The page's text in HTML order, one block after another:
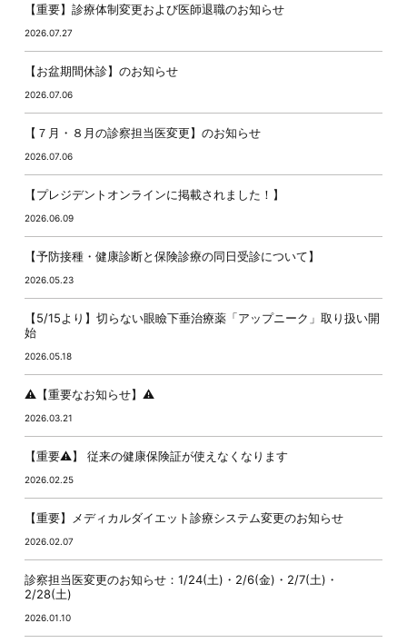
【重要】診療体制変更および医師退職のお知らせ
2026.07.27
【お盆期間休診】のお知らせ
2026.07.06
【７月・８月の診察担当医変更】のお知らせ
2026.07.06
【プレジデントオンラインに掲載されました！】
2026.06.09
【予防接種・健康診断と保険診療の同日受診について】
2026.05.23
【5/15より】切らない眼瞼下垂治療薬「アップニーク」取り扱い開
始
2026.05.18
⚠️【重要なお知らせ】⚠️
2026.03.21
【重要⚠️】 従来の健康保険証が使えなくなります
2026.02.25
【重要】メディカルダイエット診療システム変更のお知らせ
2026.02.07
診察担当医変更のお知らせ：1/24(土)・2/6(金)・2/7(土)・
2/28(土)
2026.01.10